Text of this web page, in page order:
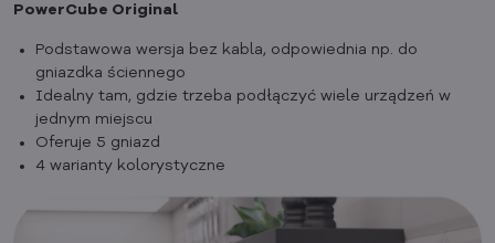
PowerCube Original
Podstawowa wersja bez kabla, odpowiednia np. do
gniazdka ściennego
Idealny tam, gdzie trzeba podłączyć wiele urządzeń w
jednym miejscu
Oferuje 5 gniazd
4 warianty kolorystyczne